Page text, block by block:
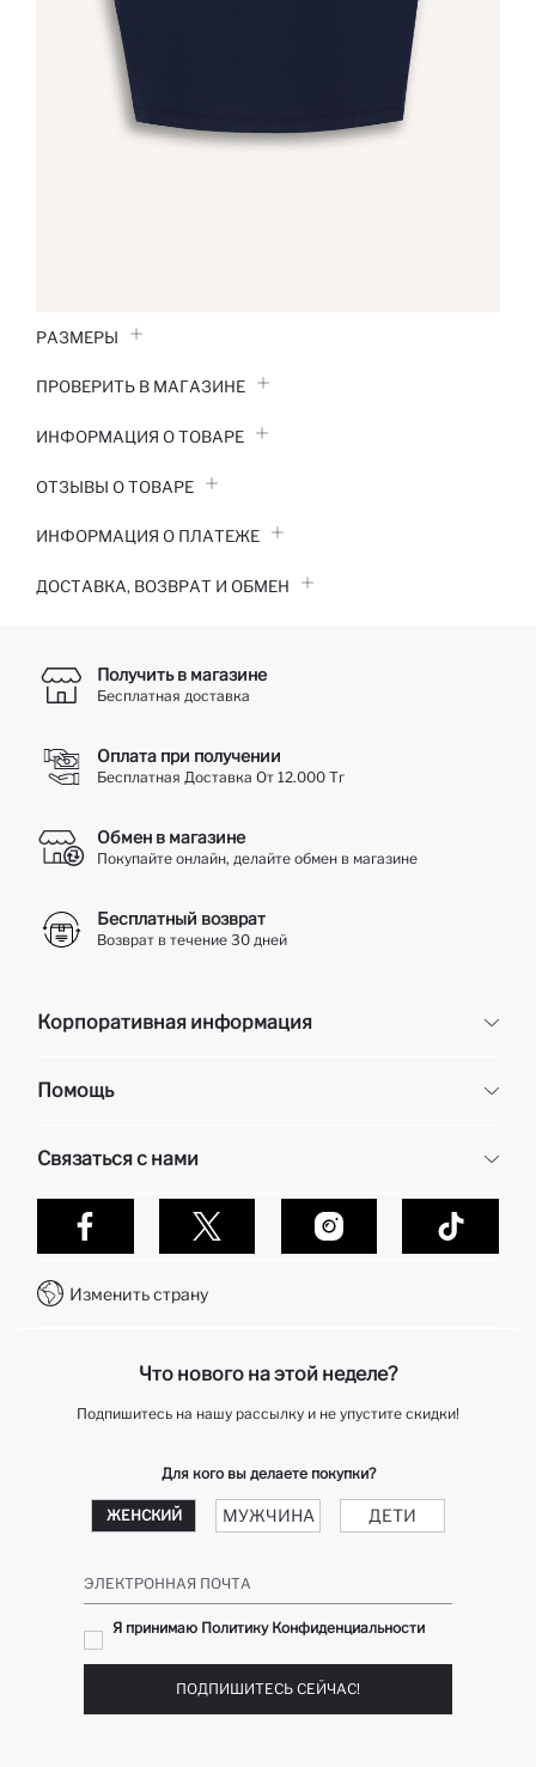
РАЗМЕРЫ
ПРОВЕРИТЬ В МАГАЗИНЕ
ИНФОРМАЦИЯ О ТОВАРЕ
ОТЗЫВЫ О ТОВАРЕ
ИНФОРМАЦИЯ О ПЛАТЕЖЕ
ДОСТАВКА, ВОЗВРАТ И ОБМЕН
Получить в магазине
Бесплатная доставка
Оплата при получении
Бесплатная Доставка От 12.000 Тг
Обмен в магазине
Покупайте онлайн, делайте обмен в магазине
Бесплатный возврат
Возврат в течение 30 дней
Корпоративная информация
О нас
Контакты
Помощь
Доставка и возврат
Оплата при получени
Политика конфиденциальности
Как делаются покупки в Дефакто?
Клуб подарков
Связаться с нами
Обслуживание клиентов
Контакты
Колл-центр +7 727 357 40 55
Изменить страну
Что нового на этой неделе?
Подпишитесь на нашу рассылку и не упустите скидки!
Для кого вы делаете покупки?
ЖЕНСКИЙ МУЖЧИНА ДЕТИ
ЭЛЕКТРОННАЯ ПОЧТА
Я принимаю Политику Конфиденциальности
ПОДПИШИТЕСЬ СЕЙЧАС!